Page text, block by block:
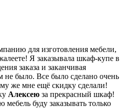
для изготовления мебели,
Я заказывала шкаф-купе в
заказа и заканчивая
было. Все было сделано очень
же мне ещё скидку сделали!
Алексею за прекрасный шкаф!
буду заказывать только